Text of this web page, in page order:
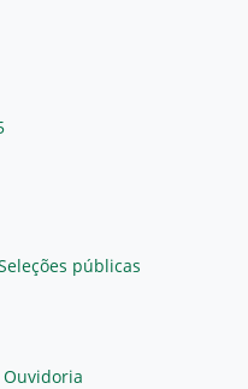
públicas
Ouvidoria